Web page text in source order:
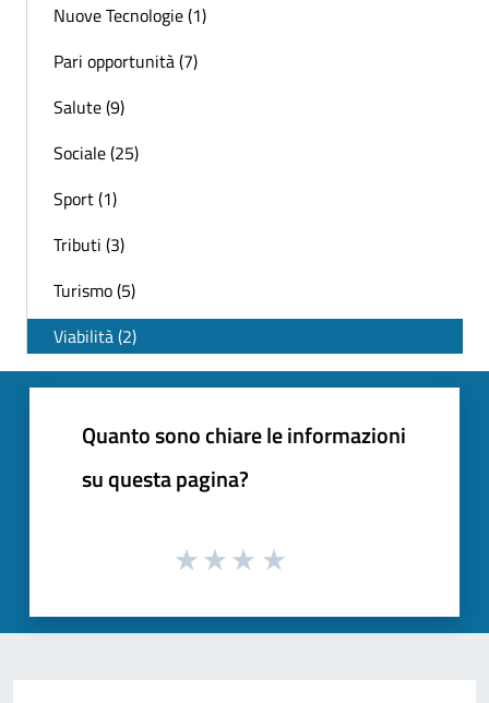
Nuove Tecnologie (1)
Pari opportunità (7)
Salute (9)
Sociale (25)
Sport (1)
Tributi (3)
Turismo (5)
Viabilità (2)
Quanto sono chiare le informazioni
su questa pagina?